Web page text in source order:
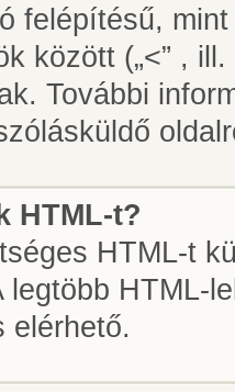
felépítésű,
között („<” ,
További
HTML-t?
HTML-t
legtöbb HTML-
elérhető.